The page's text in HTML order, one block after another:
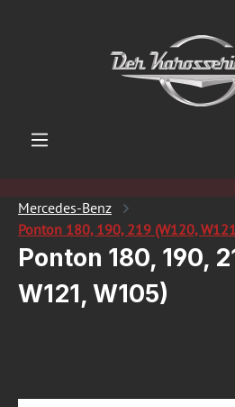
Mercedes-Benz
Ponton 180, 190, 219 (W120,
Ponton 180, 190,
W121, W105)